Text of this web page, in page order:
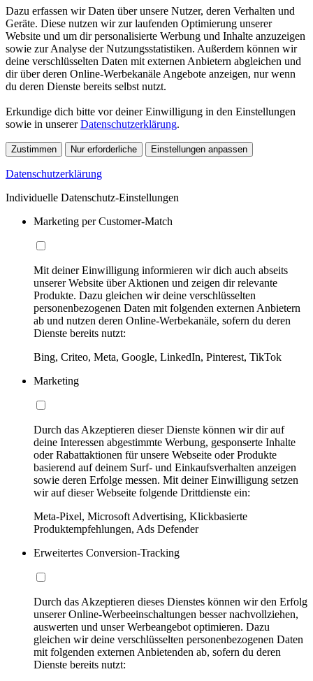
Dazu erfassen wir Daten über unsere Nutzer, deren Verhalten und
Geräte. Diese nutzen wir zur laufenden Optimierung unserer
Website und um dir personalisierte Werbung und Inhalte anzuzeigen
sowie zur Analyse der Nutzungsstatistiken. Außerdem können wir
deine verschlüsselten Daten mit externen Anbietern abgleichen und
dir über deren Online-Werbekanäle Angebote anzeigen, nur wenn
du deren Dienste bereits selbst nutzt.
Erkundige dich bitte vor deiner Einwilligung in den Einstellungen
sowie in unsererDatenschutzerklärung.
Zustimmen Nur erforderliche Einstellungen anpassen
Datenschutzerklärung
Individuelle Datenschutz-Einstellungen
Marketing per Customer-Match
Mit deiner Einwilligung informieren wir dich auch abseits
unserer Website über Aktionen und zeigen dir relevante
Produkte. Dazu gleichen wir deine verschlüsselten
personenbezogenen Daten mit folgenden externen Anbietern
ab und nutzen deren Online-Werbekanäle, sofern du deren
Dienste bereits nutzt:
Bing, Criteo, Meta, Google, LinkedIn, Pinterest, TikTok
Marketing
Durch das Akzeptieren dieser Dienste können wir dir auf
deine Interessen abgestimmte Werbung, gesponserte Inhalte
oder Rabattaktionen für unsere Webseite oder Produkte
basierend auf deinem Surf- und Einkaufsverhalten anzeigen
sowie deren Erfolge messen. Mit deiner Einwilligung setzen
wir auf dieser Webseite folgende Drittdienste ein:
Meta-Pixel, Microsoft Advertising, Klickbasierte
Produktempfehlungen, Ads Defender
Erweitertes Conversion-Tracking
Durch das Akzeptieren dieses Dienstes können wir den Erfolg
unserer Online-Werbeeinschaltungen besser nachvollziehen,
auswerten und unser Werbeangebot optimieren. Dazu
gleichen wir deine verschlüsselten personenbezogenen Daten
mit folgenden externen Anbietenden ab, sofern du deren
Dienste bereits nutzt: